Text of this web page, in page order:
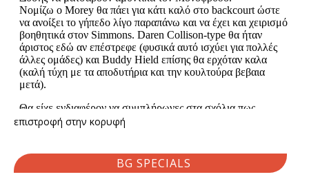
επιστροφή στην κορυφή
BG SPECIALS